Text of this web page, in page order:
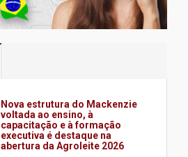
Nova estrutura do Mackenzie
voltada ao ensino, à
capacitação e à formação
executiva é destaque na
abertura da Agroleite 2026